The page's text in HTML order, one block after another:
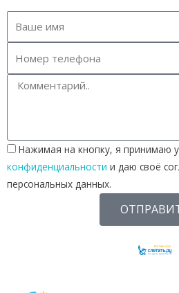
Нажимая на кнопку, я принимаю
конфиденциальности и даю своё
персональных данных.